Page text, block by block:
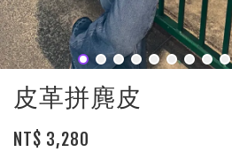
皮革拼麂皮
NT$ 3,280